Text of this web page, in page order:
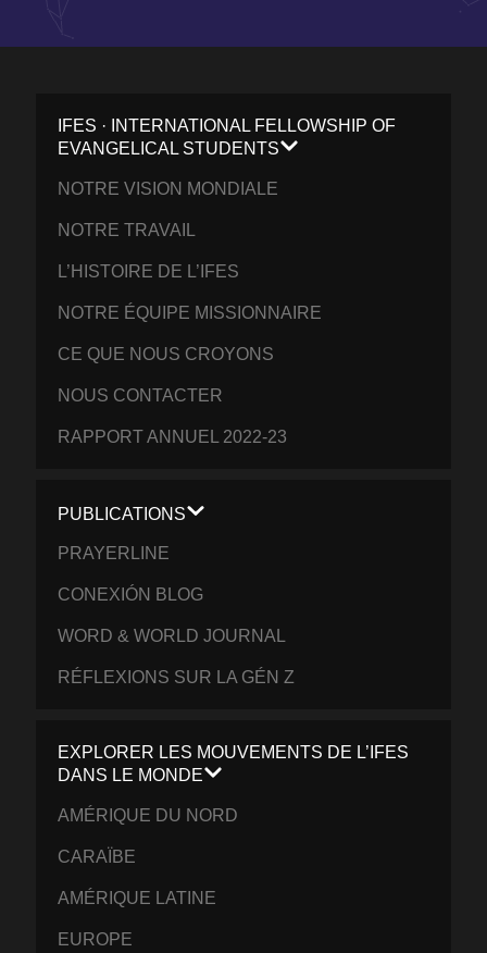
IFES · INTERNATIONAL FELLOWSHIP OF
EVANGELICAL STUDENTS
NOTRE VISION MONDIALE
NOTRE TRAVAIL
L’HISTOIRE DE L’IFES
NOTRE ÉQUIPE MISSIONNAIRE
CE QUE NOUS CROYONS
NOUS CONTACTER
RAPPORT ANNUEL 2022-23
PUBLICATIONS
PRAYERLINE
CONEXIÓN BLOG
WORD & WORLD JOURNAL
RÉFLEXIONS SUR LA GÉN Z
EXPLORER LES MOUVEMENTS DE L’IFES
DANS LE MONDE
AMÉRIQUE DU NORD
CARAÏBE
AMÉRIQUE LATINE
EUROPE